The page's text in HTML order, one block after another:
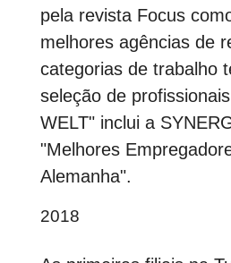
pela revista Focus
melhores agências de
categorias de trabalho
seleção de
WELT" inclui a
"Melhores
Alemanha".
2018